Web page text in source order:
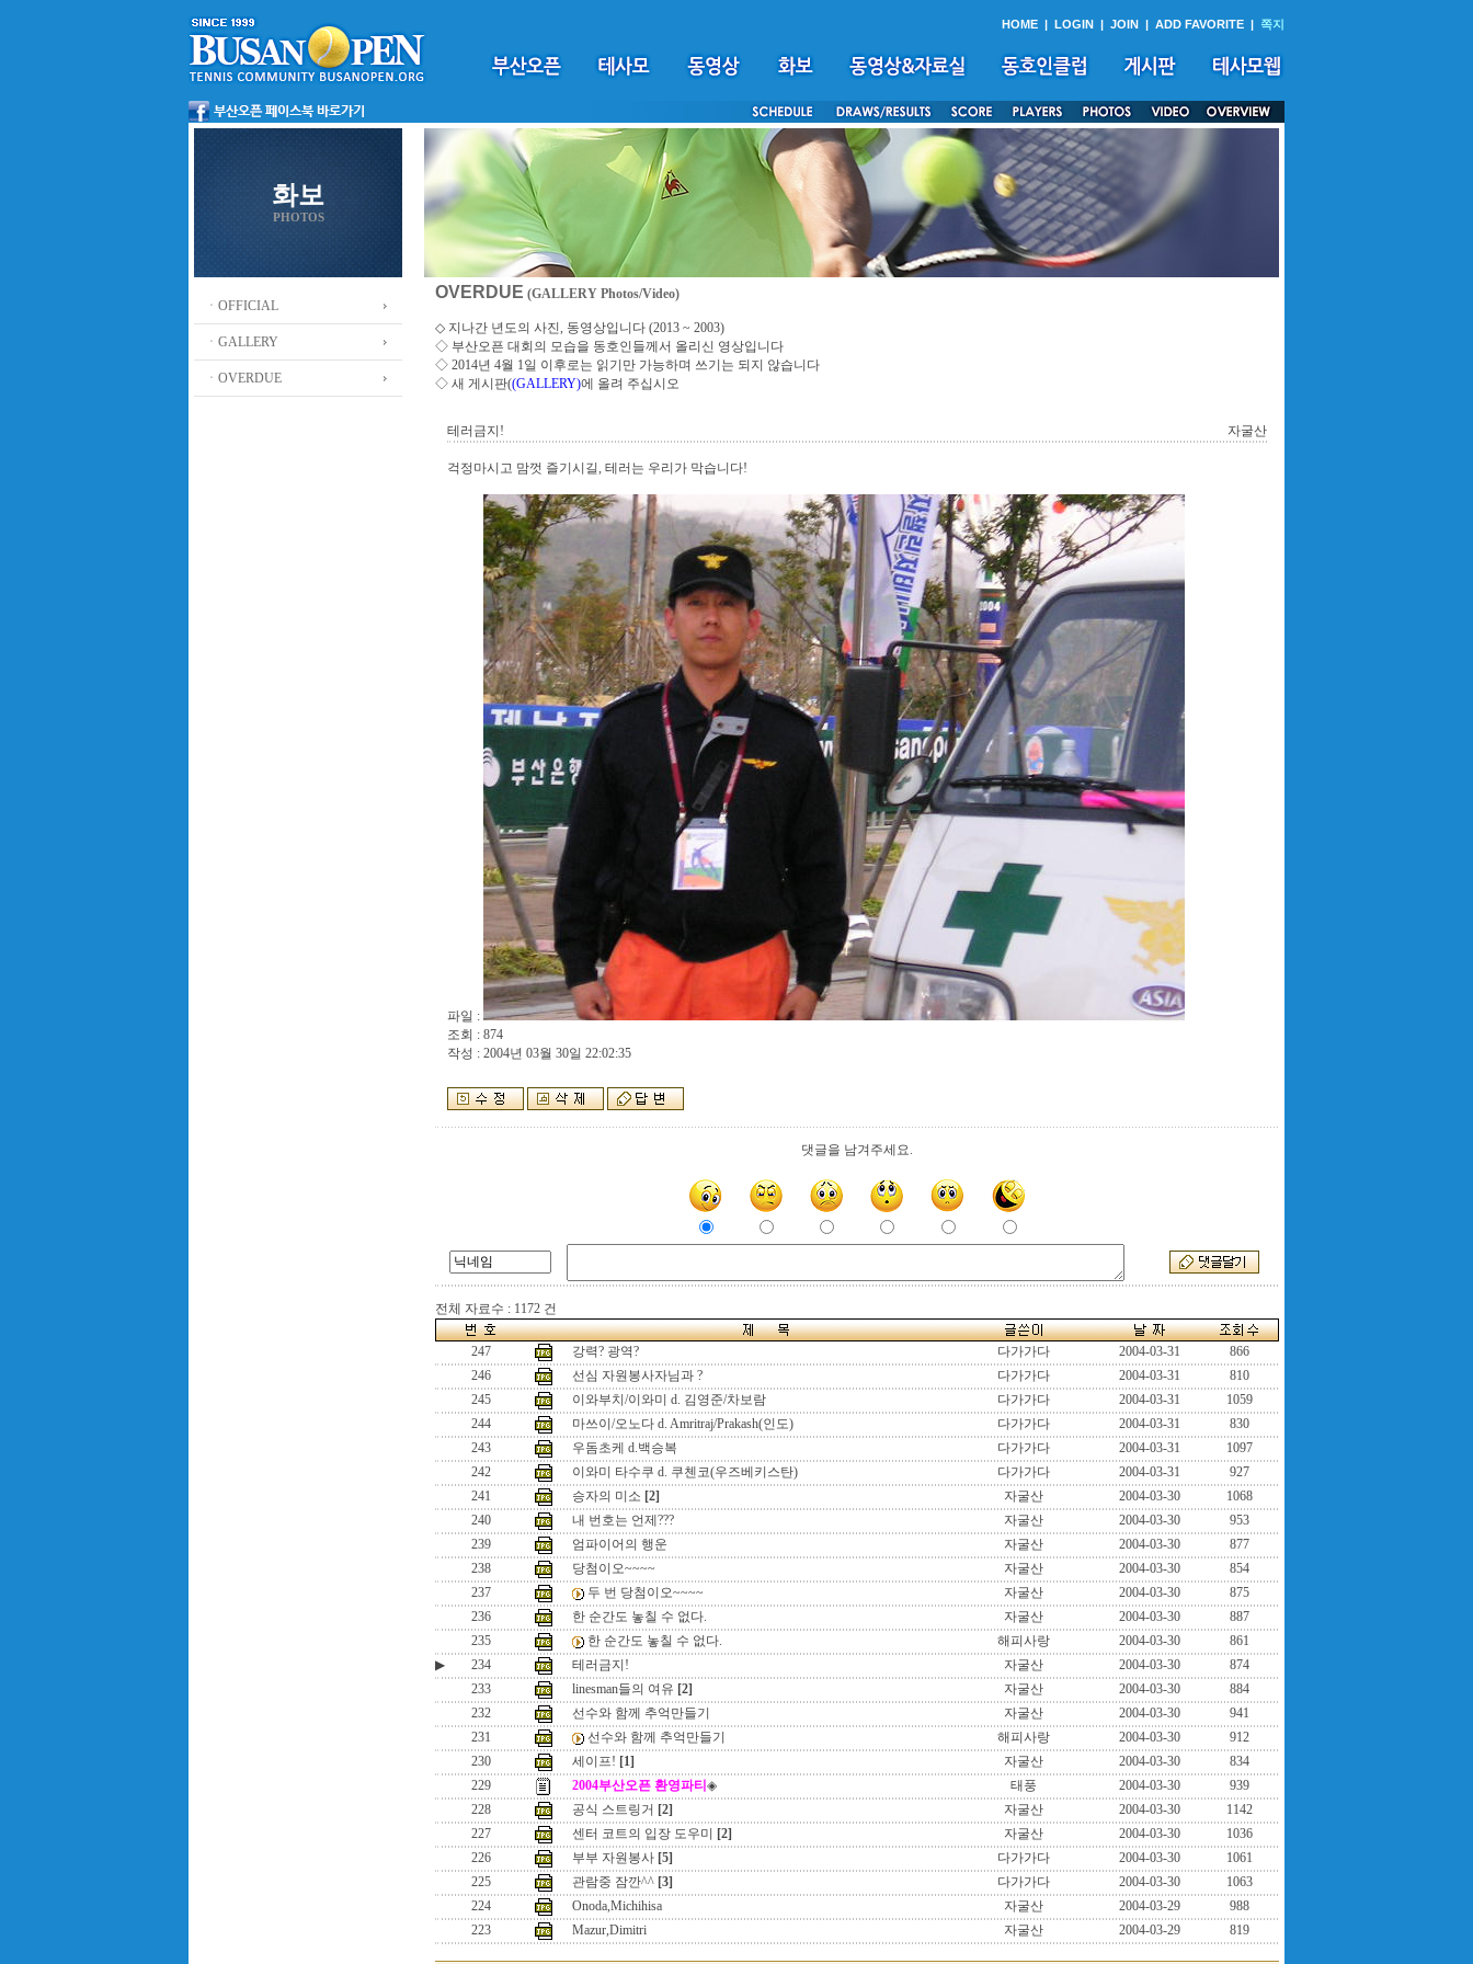
HOME | LOGIN | JOIN | ADD FAVORITE | 쪽지
화보
PHOTOS
ㆍOFFICIAL
ㆍGALLERY
ㆍOVERDUE
OVERDUE (GALLERY Photos/Video)
◇ 지나간 년도의 사진, 동영상입니다 (2013 ~ 2003)
◇ 부산오픈 대회의 모습을 동호인들께서 올리신 영상입니다
◇ 2014년 4월 1일 이후로는 읽기만 가능하며 쓰기는 되지 않습니다
◇ 새 게시판((GALLERY)에 올려 주십시오
테러금지! 자굴산
걱정마시고 맘껏 즐기시길, 테러는 우리가 막습니다!
파일 :
조회 : 874
작성 : 2004년 03월 30일 22:02:35
댓글을 남겨주세요.
전체 자료수 : 1172 건
247 강력? 광역? 다가가다 2004-03-31
866
246
선심 자원봉사자님과 ? 다가가다 2004-03-31
810
245
이와부치/이와미 d. 김영준/차보람 다가가다 2004-03-31
1059
244
마쓰이/오노다 d. Amritraj/Prakash(인도) 다가가다 2004-03-31
830
243
우돔초케 d.백승복 다가가다 2004-03-31
1097
242
이와미 타수쿠 d. 쿠첸코(우즈베키스탄) 다가가다 2004-03-31
927
241
승자의 미소 [2] 자굴산 2004-03-30
1068
240
내 번호는 언제??? 자굴산 2004-03-30
953
239
엄파이어의 행운 자굴산 2004-03-30
877
238
당첨이오~~~~ 자굴산 2004-03-30
854
237
두 번 당첨이오~~~~ 자굴산 2004-03-30
875
236
한 순간도 놓칠 수 없다. 자굴산 2004-03-30
887
235
한 순간도 놓칠 수 없다. 해피사랑 2004-03-30
861
▶
234 테러금지! 자굴산 2004-03-30
874
233
linesman들의 여유 [2] 자굴산 2004-03-30
884
232
선수와 함께 추억만들기 자굴산 2004-03-30
941
231
선수와 함께 추억만들기 해피사랑 2004-03-30
912
230
세이프! [1] 자굴산 2004-03-30
834
229
2004부산오픈 환영파티 ◈ 태풍 2004-03-30
939
228
공식 스트링거 [2] 자굴산 2004-03-30
1142
227
센터 코트의 입장 도우미 [2] 자굴산 2004-03-30
1036
226
부부 자원봉사 [5] 다가가다 2004-03-30
1061
225
관람중 잠깐^^ [3] 다가가다 2004-03-30
1063
224
Onoda,Michihisa 자굴산 2004-03-29
988
223
Mazur,Dimitri 자굴산 2004-03-29 819